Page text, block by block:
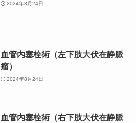
2024年8月24日
血管内塞栓術（左下肢大伏在静脈
瘤）
2024年8月24日
血管内塞栓術（右下肢大伏在静脈